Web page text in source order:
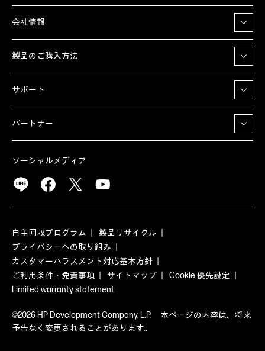
会社情報
製品のご購入方法
サポート
パートナー
ソーシャルメディア
自主回収プログラム
製品リサイクル
プライバシーへの取り組み
カスタマーハラスメント対応基本方針
ご利用条件・免責事項
サイトマップ
Cookie 優先設定
Limited warranty statement
©2026 HP Development Company, L.P. 本ページの内容は、将来
予告なく変更されることがあります。